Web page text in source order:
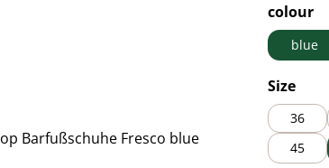
Select
colour
blue
Select
Size
36
45